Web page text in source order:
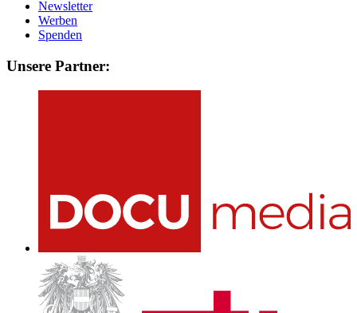
Newsletter
Werben
Spenden
Unsere Partner: